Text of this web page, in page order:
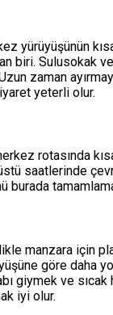
yürüyüşünün
biri. Sulusokak
zaman
yeterli olur.
rotasında
saatlerinde
burada
manzara için
göre daha
giymek ve sıcak
iyi olur.